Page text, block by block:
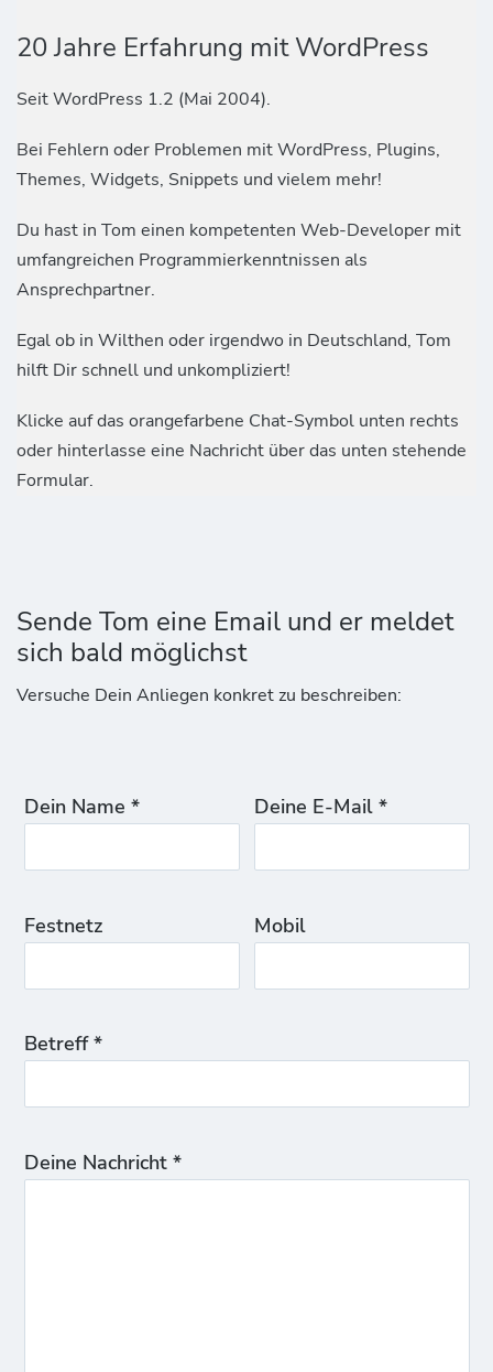
20 Jahre Erfahrung mit WordPress
Seit WordPress 1.2 (Mai 2004).
Bei Fehlern oder Problemen mit WordPress, Plugins,
Themes, Widgets, Snippets und vielem mehr!
Du hast in Tom einen kompetenten Web-Developer mit
umfangreichen Programmierkenntnissen als
Ansprechpartner.
Egal ob in Wilthen oder irgendwo in Deutschland, Tom
hilft Dir schnell und unkompliziert!
Klicke auf das orangefarbene Chat-Symbol unten rechts
oder hinterlasse eine Nachricht über das unten stehende
Formular.
Sende Tom eine Email und er meldet
sich bald möglichst
Versuche Dein Anliegen konkret zu beschreiben:
Dein Name * Deine E-Mail *
Festnetz Mobil
Betreff *
Deine Nachricht *